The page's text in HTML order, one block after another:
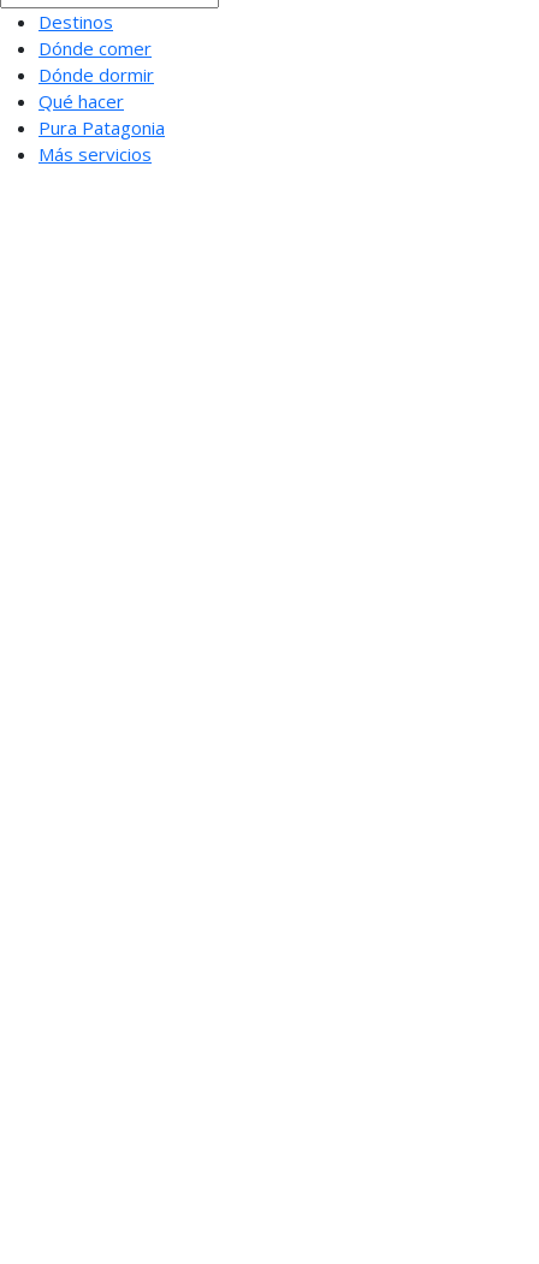
Destinos
Dónde comer
Dónde dormir
Qué hacer
Pura Patagonia
Más servicios